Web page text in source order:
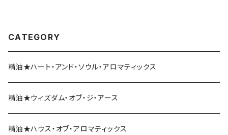
CATEGORY
精油★ハート・アンド・ソウル・アロマティックス
精油★ウィズダム・オブ・ジ・アース
精油★ハウス・オブ・アロマティックス